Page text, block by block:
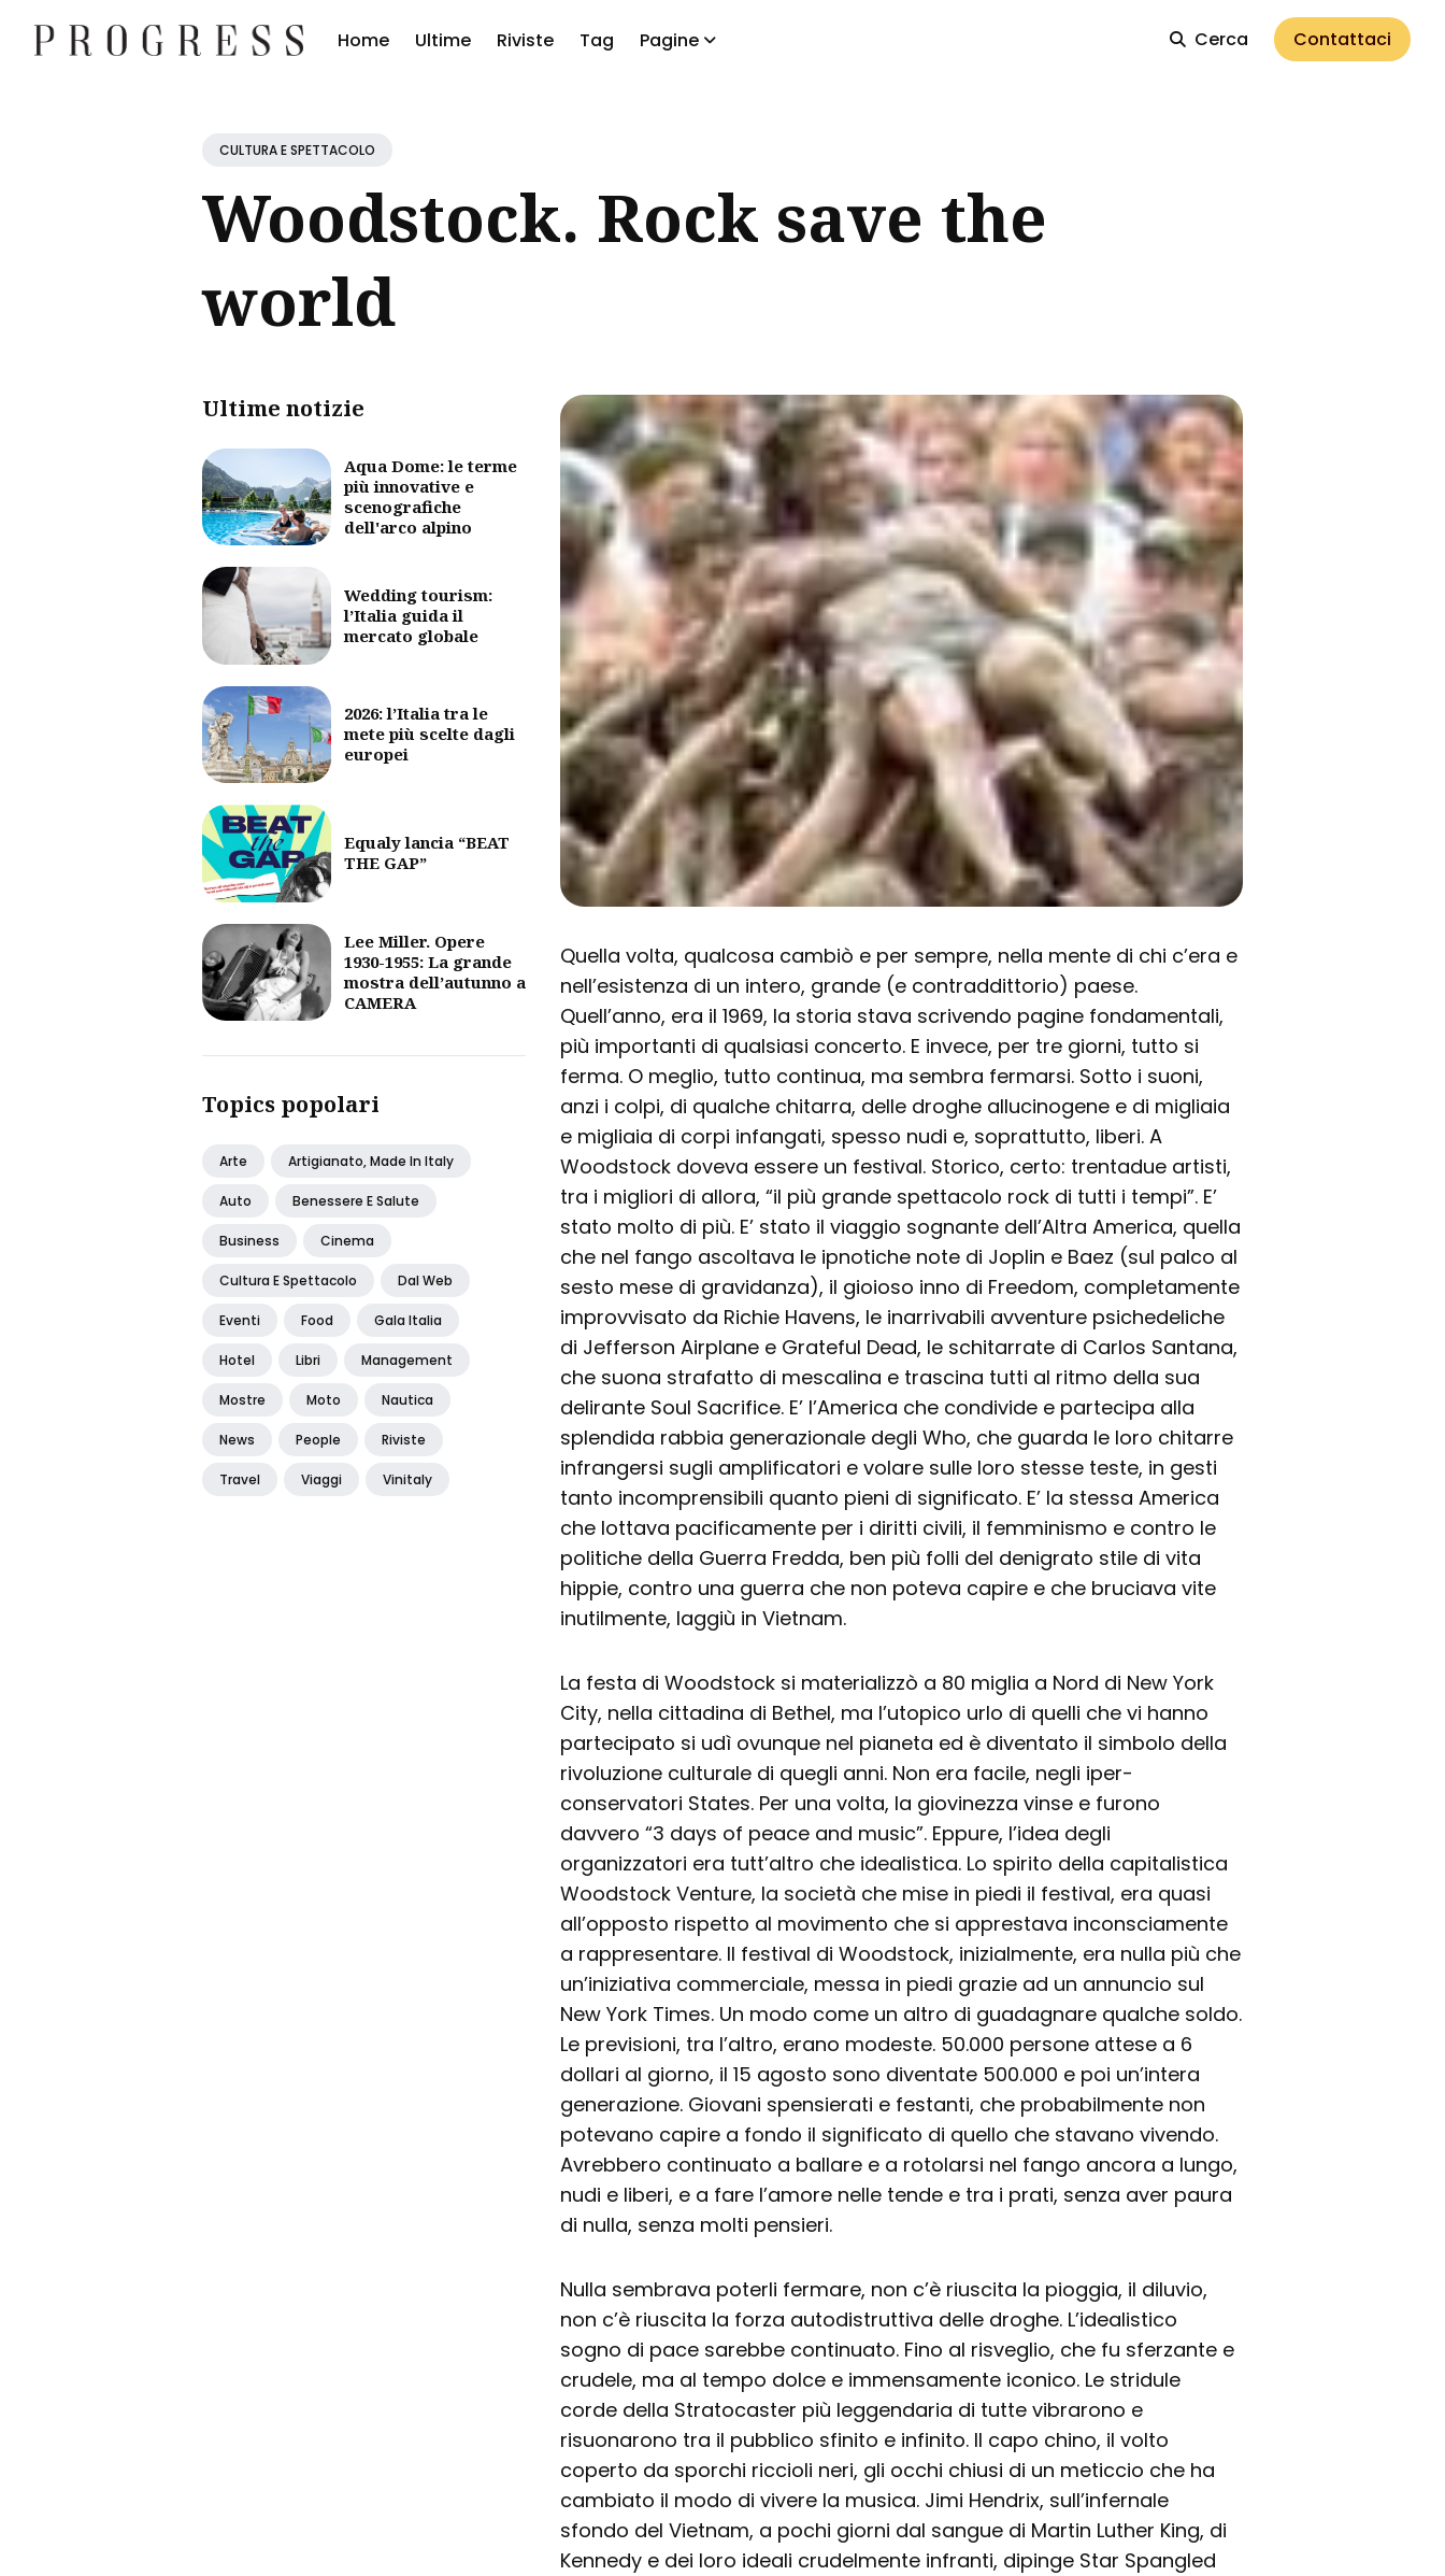
Home Ultime Riviste Tag Pagine Cerca Contattaci
CULTURA E SPETTACOLO
Woodstock. Rock save the
world
Ultime notizie
Aqua Dome: le terme
più innovative e
scenografiche
dell'arco alpino
Wedding tourism:
l’Italia guida il
mercato globale
2026: l’Italia tra le
mete più scelte dagli
europei
Equaly lancia “BEAT
THE GAP”
Lee Miller. Opere
1930-1955: La grande
mostra dell’autunno a
CAMERA
Topics popolari
Arte Artigianato, Made In Italy
Auto Benessere E Salute
Business Cinema
Cultura E Spettacolo Dal Web
Eventi Food Gala Italia
Hotel Libri Management
Mostre Moto Nautica
News People Riviste
Travel Viaggi Vinitaly
Quella volta, qualcosa cambiò e per sempre, nella mente di chi c’era e
nell’esistenza di un intero, grande (e contraddittorio) paese.
Quell’anno, era il 1969, la storia stava scrivendo pagine fondamentali,
più importanti di qualsiasi concerto. E invece, per tre giorni, tutto si
ferma. O meglio, tutto continua, ma sembra fermarsi. Sotto i suoni,
anzi i colpi, di qualche chitarra, delle droghe allucinogene e di migliaia
e migliaia di corpi infangati, spesso nudi e, soprattutto, liberi. A
Woodstock doveva essere un festival. Storico, certo: trentadue artisti,
tra i migliori di allora, “il più grande spettacolo rock di tutti i tempi”. E’
stato molto di più. E’ stato il viaggio sognante dell’Altra America, quella
che nel fango ascoltava le ipnotiche note di Joplin e Baez (sul palco al
sesto mese di gravidanza), il gioioso inno di Freedom, completamente
improvvisato da Richie Havens, le inarrivabili avventure psichedeliche
di Jefferson Airplane e Grateful Dead, le schitarrate di Carlos Santana,
che suona strafatto di mescalina e trascina tutti al ritmo della sua
delirante Soul Sacrifice. E’ l’America che condivide e partecipa alla
splendida rabbia generazionale degli Who, che guarda le loro chitarre
infrangersi sugli amplificatori e volare sulle loro stesse teste, in gesti
tanto incomprensibili quanto pieni di significato. E’ la stessa America
che lottava pacificamente per i diritti civili, il femminismo e contro le
politiche della Guerra Fredda, ben più folli del denigrato stile di vita
hippie, contro una guerra che non poteva capire e che bruciava vite
inutilmente, laggiù in Vietnam.
La festa di Woodstock si materializzò a 80 miglia a Nord di New York
City, nella cittadina di Bethel, ma l’utopico urlo di quelli che vi hanno
partecipato si udì ovunque nel pianeta ed è diventato il simbolo della
rivoluzione culturale di quegli anni. Non era facile, negli iper-
conservatori States. Per una volta, la giovinezza vinse e furono
davvero “3 days of peace and music”. Eppure, l’idea degli
organizzatori era tutt’altro che idealistica. Lo spirito della capitalistica
Woodstock Venture, la società che mise in piedi il festival, era quasi
all’opposto rispetto al movimento che si apprestava inconsciamente
a rappresentare. Il festival di Woodstock, inizialmente, era nulla più che
un’iniziativa commerciale, messa in piedi grazie ad un annuncio sul
New York Times. Un modo come un altro di guadagnare qualche soldo.
Le previsioni, tra l’altro, erano modeste. 50.000 persone attese a 6
dollari al giorno, il 15 agosto sono diventate 500.000 e poi un’intera
generazione. Giovani spensierati e festanti, che probabilmente non
potevano capire a fondo il significato di quello che stavano vivendo.
Avrebbero continuato a ballare e a rotolarsi nel fango ancora a lungo,
nudi e liberi, e a fare l’amore nelle tende e tra i prati, senza aver paura
di nulla, senza molti pensieri.
Nulla sembrava poterli fermare, non c’è riuscita la pioggia, il diluvio,
non c’è riuscita la forza autodistruttiva delle droghe. L’idealistico
sogno di pace sarebbe continuato. Fino al risveglio, che fu sferzante e
crudele, ma al tempo dolce e immensamente iconico. Le stridule
corde della Stratocaster più leggendaria di tutte vibrarono e
risuonarono tra il pubblico sfinito e infinito. Il capo chino, il volto
coperto da sporchi riccioli neri, gli occhi chiusi di un meticcio che ha
cambiato il modo di vivere la musica. Jimi Hendrix, sull’infernale
sfondo del Vietnam, a pochi giorni dal sangue di Martin Luther King, di
Kennedy e dei loro ideali crudelmente infranti, dipinge Star Spangled